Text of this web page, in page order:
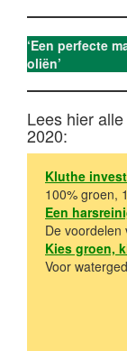
‘Een perfecte
oliën’
Lees hier
2020:
Kluthe
100% groen,
Een
De voordelen
Kies groen,
Voor